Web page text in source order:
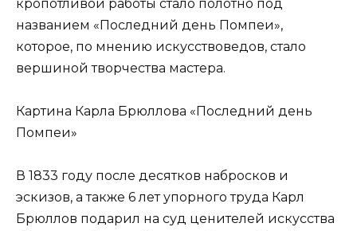
кропотливой работы стало полотно под
названием «Последний день Помпеи»,
которое, по мнению искусствоведов, стало
вершиной творчества мастера.
Картина Карла Брюллова «Последний день
Помпеи»
В 1833 году после десятков набросков и
эскизов, а также 6 лет упорного труда Карл
Брюллов подарил на суд ценителей искусства